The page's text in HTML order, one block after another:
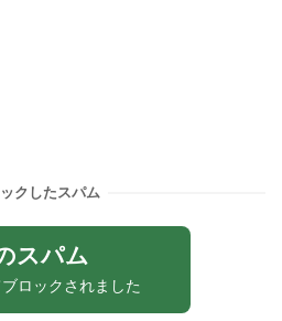
クしたスパム
スパム
ロックされました